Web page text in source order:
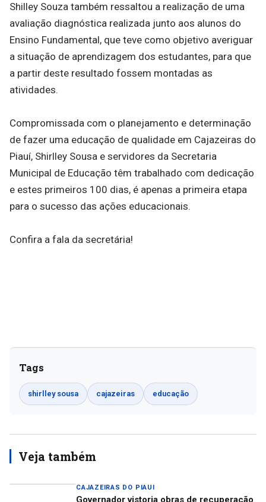
Shilley Souza também ressaltou a realização de uma
avaliação diagnóstica realizada junto aos alunos do
Ensino Fundamental, que teve como objetivo averiguar
a situação de aprendizagem dos estudantes, para que
a partir deste resultado fossem montadas as
atividades.
Compromissada com o planejamento e determinação
de fazer uma educação de qualidade em Cajazeiras do
Piauí, Shirlley Sousa e servidores da Secretaria
Municipal de Educação têm trabalhado com dedicação
e estes primeiros 100 dias, é apenas a primeira etapa
para o sucesso das ações educacionais.
Confira a fala da secretária!
Tags
shirlley sousa cajazeiras educação
Veja também
CAJAZEIRAS DO PIAUI
Governador vistoria obras de recuperação